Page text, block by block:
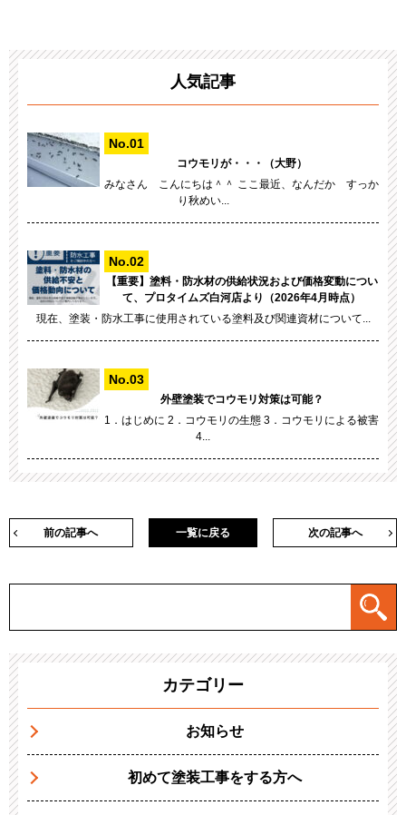
人気記事
コウモリが・・・（大野）
みなさん こんにちは＾＾ ここ最近、なんだか すっか
り秋めい...
【重要】塗料・防水材の供給状況および価格変動につい
て、プロタイムズ白河店より（2026年4月時点）
現在、塗装・防水工事に使用されている塗料及び関連資材について...
外壁塗装でコウモリ対策は可能？
1．はじめに 2．コウモリの生態 3．コウモリによる被害
4...
前の記事へ 次の記事へ
一覧に戻る
カテゴリー
お知らせ
初めて塗装工事をする方へ